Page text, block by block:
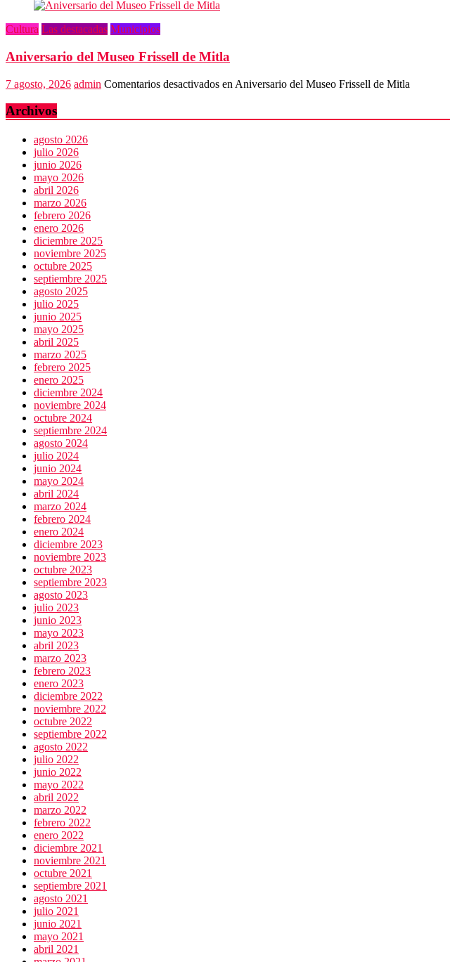
Cultura Las destacadas Municipios
Aniversario del Museo Frissell de Mitla
7 agosto, 2026 admin Comentarios desactivados en Aniversario del Museo Frissell de Mitla
Archivos
agosto 2026
julio 2026
junio 2026
mayo 2026
abril 2026
marzo 2026
febrero 2026
enero 2026
diciembre 2025
noviembre 2025
octubre 2025
septiembre 2025
agosto 2025
julio 2025
junio 2025
mayo 2025
abril 2025
marzo 2025
febrero 2025
enero 2025
diciembre 2024
noviembre 2024
octubre 2024
septiembre 2024
agosto 2024
julio 2024
junio 2024
mayo 2024
abril 2024
marzo 2024
febrero 2024
enero 2024
diciembre 2023
noviembre 2023
octubre 2023
septiembre 2023
agosto 2023
julio 2023
junio 2023
mayo 2023
abril 2023
marzo 2023
febrero 2023
enero 2023
diciembre 2022
noviembre 2022
octubre 2022
septiembre 2022
agosto 2022
julio 2022
junio 2022
mayo 2022
abril 2022
marzo 2022
febrero 2022
enero 2022
diciembre 2021
noviembre 2021
octubre 2021
septiembre 2021
agosto 2021
julio 2021
junio 2021
mayo 2021
abril 2021